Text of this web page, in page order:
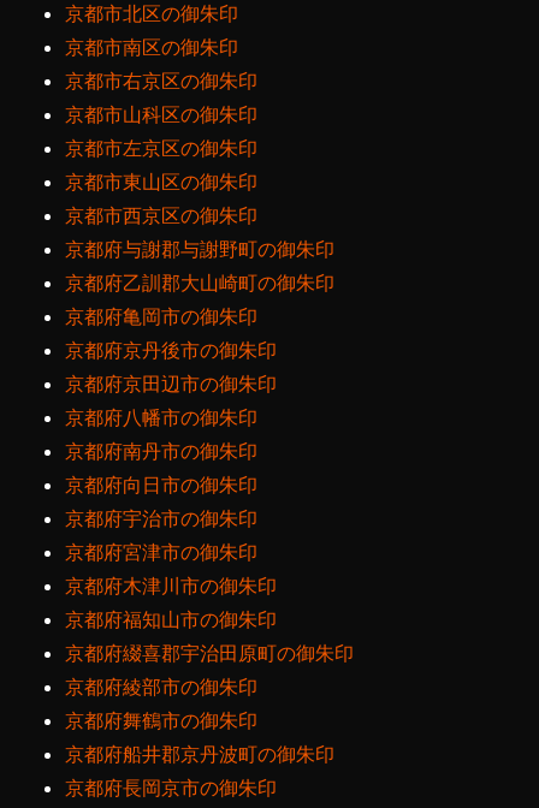
京都市北区の御朱印
京都市南区の御朱印
京都市右京区の御朱印
京都市山科区の御朱印
京都市左京区の御朱印
京都市東山区の御朱印
京都市西京区の御朱印
京都府与謝郡与謝野町の御朱印
京都府乙訓郡大山崎町の御朱印
京都府亀岡市の御朱印
京都府京丹後市の御朱印
京都府京田辺市の御朱印
京都府八幡市の御朱印
京都府南丹市の御朱印
京都府向日市の御朱印
京都府宇治市の御朱印
京都府宮津市の御朱印
京都府木津川市の御朱印
京都府福知山市の御朱印
京都府綴喜郡宇治田原町の御朱印
京都府綾部市の御朱印
京都府舞鶴市の御朱印
京都府船井郡京丹波町の御朱印
京都府長岡京市の御朱印